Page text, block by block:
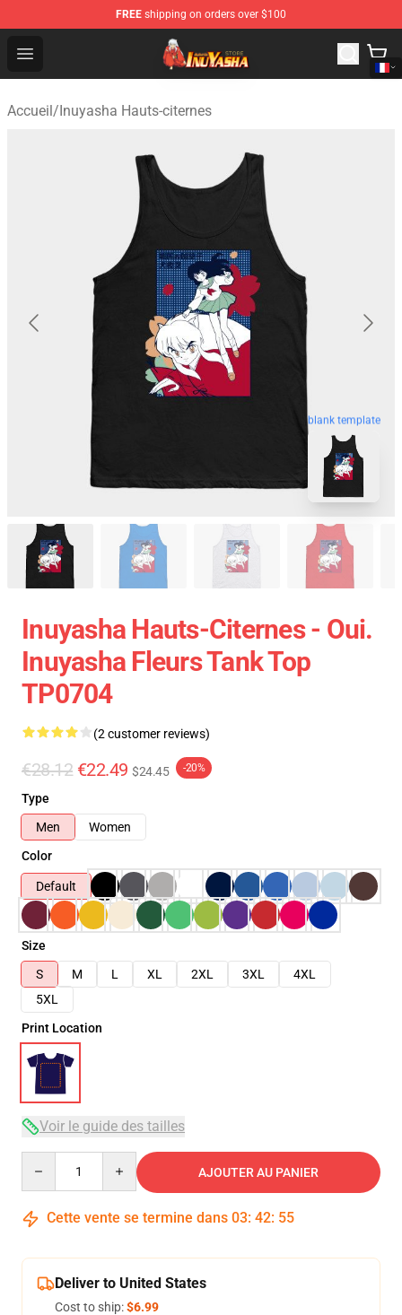
FREE shipping on orders over $100
Open menu
Inuyasha Store - Official Inuyasha Merchandise Shop
Accueil/Inuyasha Hauts-citernes
blank template
Inuyasha Hauts-Citernes - Oui.
Inuyasha Fleurs Tank Top
TP0704
(2 customer reviews)
€28.12 €22.49 $24.45 -20%
Type
Men
Women
Color
Default
Size
S
M L XL 2XL 3XL
4XL
5XL
Print Location
Voir le guide des tailles
AJOUTER AU PANIER
Cette vente se termine dans 03: 42: 55
Deliver to United States
Cost to ship:$6.99